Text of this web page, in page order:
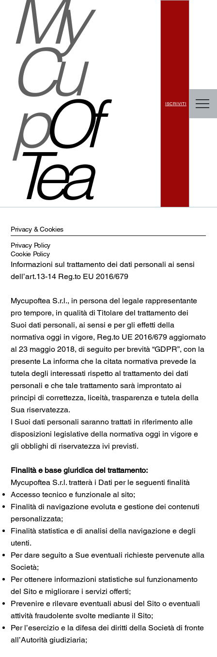
My
Cu
pOf
Tea
ISCRIVITI
Privacy & Cookies
Privacy Policy
Informazioni sul trattamento dei dati personali ai sensi
dell’art.13-14 Reg.to EU 2016/679
Mycupoftea S.r.l., in persona del legale rappresentante
pro tempore, in qualità di Titolare del trattamento dei
Suoi dati personali, ai sensi e per gli effetti della
normativa oggi in vigore, Reg.to UE 2016/679 aggiornato
al 23 maggio 2018, di seguito per brevità “GDPR”, con la
presente La informa che la citata normativa prevede la
tutela degli interessati rispetto al trattamento dei dati
personali e che tale trattamento sarà improntato ai
principi di correttezza, liceità, trasparenza e tutela della
Sua riservatezza.
I Suoi dati personali saranno trattati in riferimento alle
disposizioni legislative della normativa oggi in vigore e
gli obblighi di riservatezza ivi previsti.
Finalità e base giuridica del trattamento:
Mycupoftea S.r.l. tratterà i Dati per le seguenti finalità
Accesso tecnico e funzionale al sito;
Finalità di navigazione evoluta e gestione dei contenuti
personalizzata;
Finalità statistica e di analisi della navigazione e degli
utenti.
Per dare seguito a Sue eventuali richieste pervenute alla
Società;
Per ottenere informazioni statistiche sul funzionamento
del Sito e migliorare i servizi offerti;
Prevenire e rilevare eventuali abusi del Sito o eventuali
attività fraudolente svolte mediante il Sito;
Per l’esercizio e la difesa dei diritti della Società di fronte
all’Autorità giudiziaria;
Cookie Policy